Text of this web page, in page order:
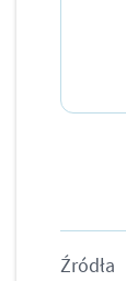
Źródła